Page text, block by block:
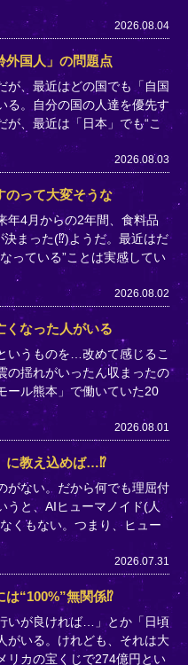
2026.08.04
外国人」の問題点
が、最近はどの国でも「自国
る。自分の国の人達を優先す
が、最近は「日本」でも“こ
2026.08.03
って大変そうな
年4月からの2年間、食料品
まった(⁉)ようだ。最近はだ
っている”ことは実感してい
2026.08.02
くなった人がいる
いうものを…改めて感じるこ
の揺れがいったん収まったの
ール熊本」で働いていた20
2026.08.01
に教え込めば…⁉
がない。だから何でも理屈付
うと、AIヒューマノイド(人
くもない。つまり、ヒュー
2026.07.31
は“100%”無関係⁉
いが良ければ…」とか「日頃
いる。けれども、それは大
リカの宝くじで274億円とい